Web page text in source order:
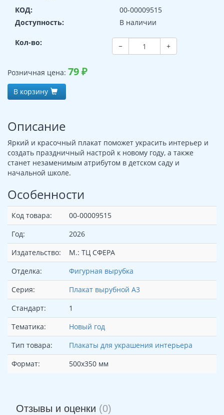
КОД:
00-00009515
Доступность:
В наличии
Кол-во: − +
Розничная цена: 79₽
В корзину
Описание
Яркий и красочный плакат поможет украсить интерьер и
создать праздничный настрой к новому году, а также
станет незаменимым атрибутом в детском саду и
начальной школе.
Особенности
Код товара:
00-00009515
Год:
2026
Издательство:
М.: ТЦ СФЕРА
Отделка:
Фигурная вырубка
Серия:
Плакат вырубной А3
Стандарт:
1
Тематика:
Новый год
Тип товара:
Плакаты для украшения интерьера
Формат:
500х350 мм
Отзывы и оценки (0)